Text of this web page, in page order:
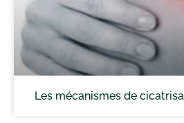
Les mécanismes de